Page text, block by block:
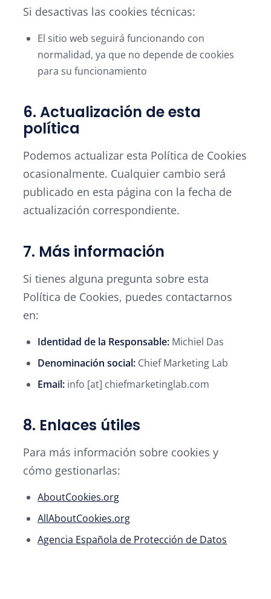
Si desactivas las cookies técnicas:
El sitio web seguirá funcionando con
normalidad, ya que no depende de cookies
para su funcionamiento
6. Actualización de esta
política
Podemos actualizar esta Política de Cookies
ocasionalmente. Cualquier cambio será
publicado en esta página con la fecha de
actualización correspondiente.
7. Más información
Si tienes alguna pregunta sobre esta
Política de Cookies, puedes contactarnos
en:
Identidad de la Responsable: Michiel Das
Denominación social: Chief Marketing Lab
Email: info [at] chiefmarketinglab.com
8. Enlaces útiles
Para más información sobre cookies y
cómo gestionarlas:
AboutCookies.org
AllAboutCookies.org
Agencia Española de Protección de Datos